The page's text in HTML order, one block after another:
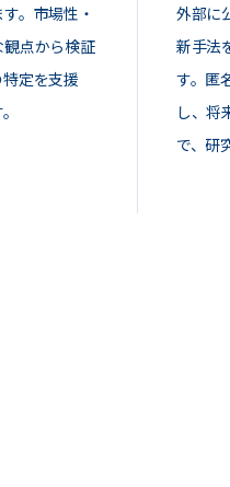
。市場性・
点から検証
定を支援
外部に
新手法
す。匿
し、将
で、研